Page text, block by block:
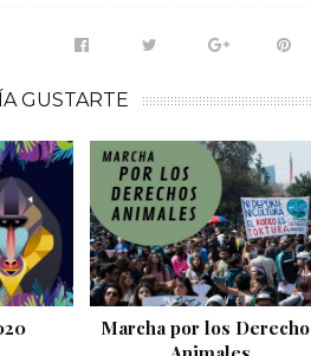
GUSTARTE
Marcha por los